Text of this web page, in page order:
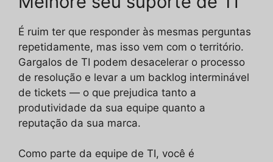
É ruim ter que responder às mesmas perguntas
repetidamente, mas isso vem com o território.
Gargalos de TI podem desacelerar o processo
de resolução e levar a um backlog interminável
de tickets — o que prejudica tanto a
produtividade da sua equipe quanto a
reputação da sua marca.
Como parte da equipe de TI, você é